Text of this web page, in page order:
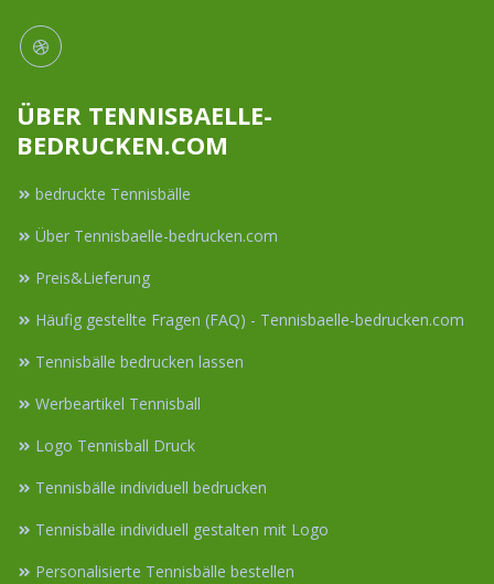
ÜBER TENNISBAELLE-
BEDRUCKEN.COM
bedruckte Tennisbälle
Über Tennisbaelle-bedrucken.com
Preis&Lieferung
Häufig gestellte Fragen (FAQ) - Tennisbaelle-bedrucken.com
Tennisbälle bedrucken lassen
Werbeartikel Tennisball
Logo Tennisball Druck
Tennisbälle individuell bedrucken
Tennisbälle individuell gestalten mit Logo
Personalisierte Tennisbälle bestellen